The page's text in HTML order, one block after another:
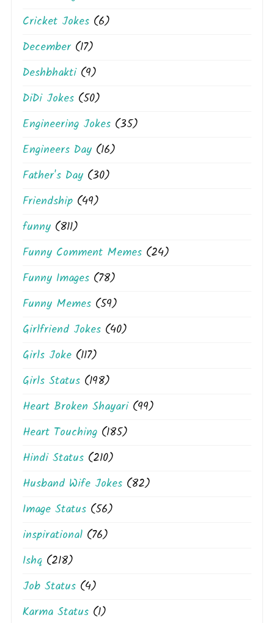
Cricket Jokes (6)
December(17)
Deshbhakti(9)
DiDi Jokes (50)
Engineering Jokes (35)
Engineers Day (16)
Father's Day (30)
Friendship (49)
funny (811)
Funny Comment Memes (24)
Funny Images (78)
Funny Memes (59)
Girlfriend Jokes (40)
Girls Joke (117)
Girls Status (198)
Heart Broken Shayari(99)
Heart Touching (185)
Hindi Status (210)
Husband Wife Jokes (82)
Image Status (56)
inspirational (76)
Ishq (218)
Job Status (4)
Karma Status (1)